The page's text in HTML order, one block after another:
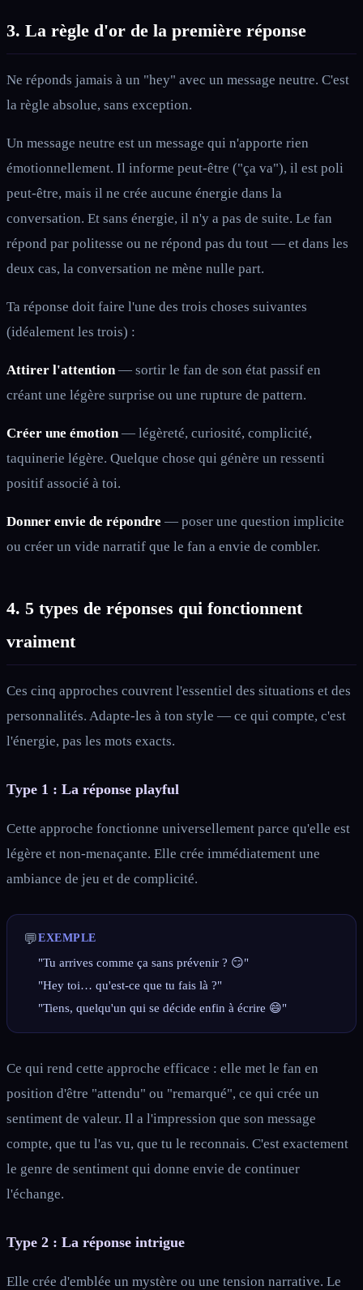
3. La règle d'or de la première réponse
Ne réponds jamais à un "hey" avec un message neutre. C'est
la règle absolue, sans exception.
Un message neutre est un message qui n'apporte rien
émotionnellement. Il informe peut-être ("ça va"), il est poli
peut-être, mais il ne crée aucune énergie dans la
conversation. Et sans énergie, il n'y a pas de suite. Le fan
répond par politesse ou ne répond pas du tout — et dans les
deux cas, la conversation ne mène nulle part.
Ta réponse doit faire l'une des trois choses suivantes
(idéalement les trois) :
Attirer l'attention — sortir le fan de son état passif en
créant une légère surprise ou une rupture de pattern.
Créer une émotion — légèreté, curiosité, complicité,
taquinerie légère. Quelque chose qui génère un ressenti
positif associé à toi.
Donner envie de répondre — poser une question implicite
ou créer un vide narratif que le fan a envie de combler.
4. 5 types de réponses qui fonctionnent
vraiment
Ces cinq approches couvrent l'essentiel des situations et des
personnalités. Adapte-les à ton style — ce qui compte, c'est
l'énergie, pas les mots exacts.
Type 1 : La réponse playful
Cette approche fonctionne universellement parce qu'elle est
légère et non-menaçante. Elle crée immédiatement une
ambiance de jeu et de complicité.
💬EXEMPLE
"Tu arrives comme ça sans prévenir ? 😏"
"Hey toi… qu'est-ce que tu fais là ?"
"Tiens, quelqu'un qui se décide enfin à écrire 😄"
Ce qui rend cette approche efficace : elle met le fan en
position d'être "attendu" ou "remarqué", ce qui crée un
sentiment de valeur. Il a l'impression que son message
compte, que tu l'as vu, que tu le reconnais. C'est exactement
le genre de sentiment qui donne envie de continuer
l'échange.
Type 2 : La réponse intrigue
Elle crée d'emblée un mystère ou une tension narrative. Le